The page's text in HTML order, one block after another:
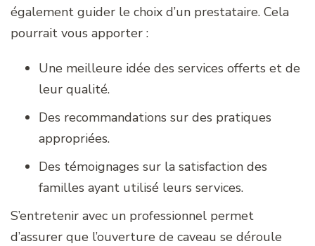
également guider le choix d’un prestataire. Cela
pourrait vous apporter :
Une meilleure idée des services offerts et de
leur qualité.
Des recommandations sur des pratiques
appropriées.
Des témoignages sur la satisfaction des
familles ayant utilisé leurs services.
S’entretenir avec un professionnel permet
d’assurer que l’ouverture de caveau se déroule